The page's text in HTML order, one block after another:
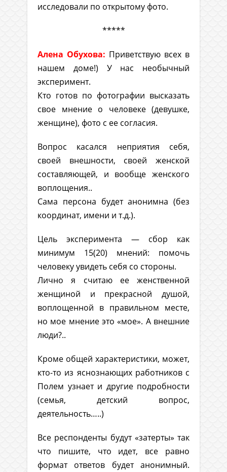
исследовали по открытому фото.
*****
Алена Обухова: Приветствую всех в
нашем доме!) У нас необычный
эксперимент.
Кто готов по фотографии высказать
свое мнение о человеке (девушке,
женщине), фото с ее согласия.
Вопрос касался неприятия себя,
своей внешности, своей женской
составляющей, и вообще женского
воплощения..
Сама персона будет анонимна (без
координат, имени и т.д.).
Цель эксперимента — сбор как
минимум 15(20) мнений: помочь
человеку увидеть себя со стороны.
Лично я считаю ее женственной
женщиной и прекрасной душой,
воплощенной в правильном месте,
но мое мнение это «мое». А внешние
люди?..
Кроме общей характеристики, может,
кто-то из яснознающих работников с
Полем узнает и другие подробности
(семья, детский вопрос,
деятельность…..)
Все респонденты будут «затерты» так
что пишите, что идет, все равно
формат ответов будет анонимный.